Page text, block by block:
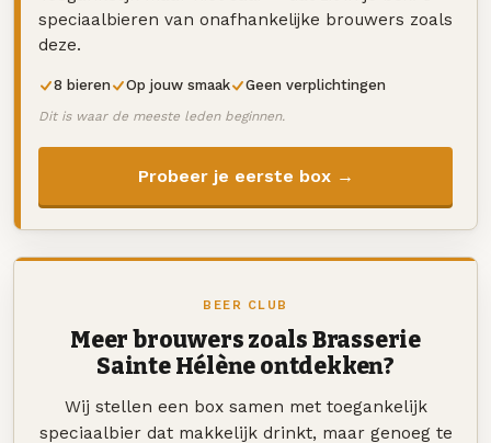
speciaalbieren van onafhankelijke brouwers zoals
deze.
8 bieren Op jouw smaak Geen verplichtingen
Dit is waar de meeste leden beginnen.
Probeer je eerste box →
BEER CLUB
Meer brouwers zoals Brasserie
Sainte Hélène ontdekken?
Wij stellen een box samen met toegankelijk
speciaalbier dat makkelijk drinkt, maar genoeg te